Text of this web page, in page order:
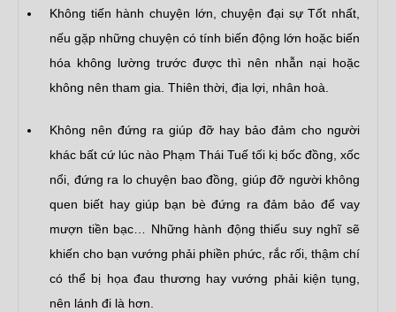
Không tiến hành chuyện lớn, chuyện đại sự Tốt nhất,
nếu gặp những chuyện có tính biến động lớn hoặc biến
hóa không lường trước được thì nên nhẫn nại hoặc
không nên tham gia. Thiên thời, địa lợi, nhân hoà.
Không nên đứng ra giúp đỡ hay bảo đảm cho người
khác bất cứ lúc nào Phạm Thái Tuế tối kị bốc đồng, xốc
nổi, đứng ra lo chuyện bao đồng, giúp đỡ người không
quen biết hay giúp bạn bè đứng ra đảm bảo để vay
mượn tiền bạc… Những hành động thiếu suy nghĩ sẽ
khiến cho bạn vướng phải phiền phức, rắc rối, thậm chí
có thể bị họa đau thương hay vướng phải kiện tụng,
nên lánh đi là hơn.